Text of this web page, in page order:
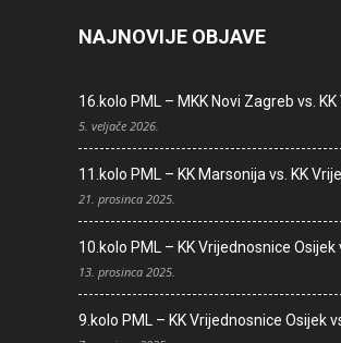
NAJNOVIJE OBJAVE
16.kolo PML – MKK Novi Zagreb vs.
5. veljače 2026.
11.kolo PML – KK Marsonija vs. KK
21. prosinca 2025.
10.kolo PML – KK Vrijednosnice Osijek
13. prosinca 2025.
9.kolo PML – KK Vrijednosnice Osijek